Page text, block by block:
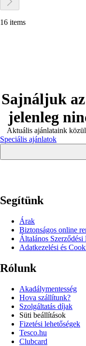
16 items
Sajnáljuk
jelenleg
Aktuális ajánlataink
Speciális ajánlatok
Segítünk
Árak
Biztonságos online
Általános Szerződési
Adatkezelési és
Rólunk
Akadálymentesség
Hova szállítunk?
Szolgáltatás díjak
Süti beállítások
Fizetési lehetőségek
Tesco.hu
Clubcard